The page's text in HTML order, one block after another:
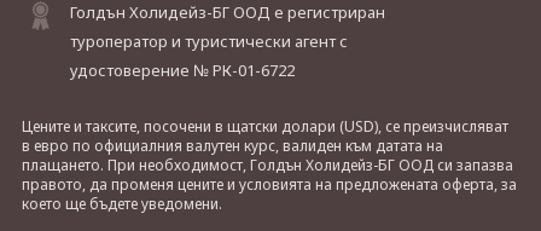
Голдън Холидейз-БГ ООД е регистриран
туроператор и туристически агент с
удостоверение № РК-01-6722
Цените и таксите, посочени в щатски долари (USD), се преизчисляват
в евро по официалния валутен курс, валиден към датата на
плащането. При необходимост, Голдън Холидейз-БГ ООД си запазва
правото, да променя цените и условията на предложената оферта, за
което ще бъдете уведомени.